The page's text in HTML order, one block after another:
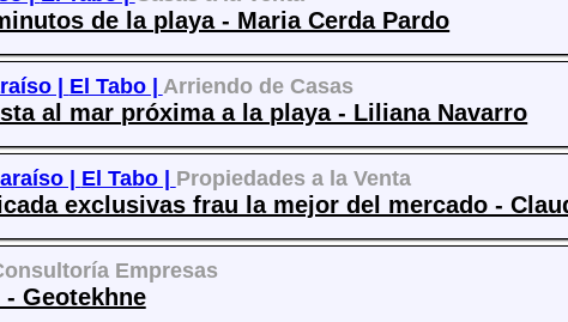
de la playa - Maria Cerda Pardo
| El Tabo | Arriendo de Casas
al mar próxima a la playa - Liliana Navarro
| El Tabo | Propiedades a la Venta
exclusivas frau la mejor del mercado -
Empresas
- Geotekhne